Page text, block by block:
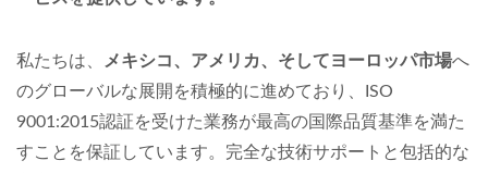
私たちは、 メキシコ、アメリカ、そしてヨーロッパ市場へ
のグローバルな展開を積極的に進めており、ISO
9001:2015認証を受けた業務が最高の国際品質基準を満た
すことを保証しています。完全な技術サポートと包括的な